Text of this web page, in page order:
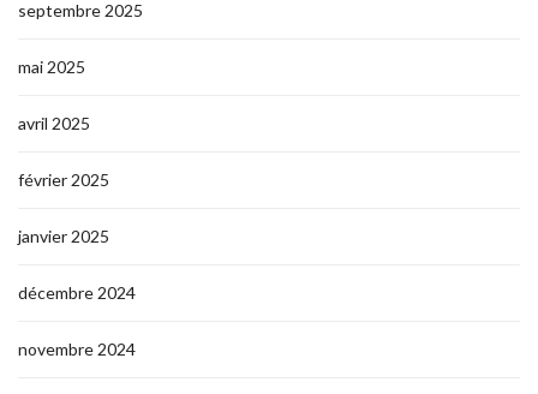
septembre 2025
mai 2025
avril 2025
février 2025
janvier 2025
décembre 2024
novembre 2024